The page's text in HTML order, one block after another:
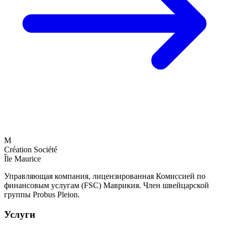
M
Création Société
Île Maurice
Управляющая компания, лицензированная Комиссией по
финансовым услугам (FSC) Маврикия. Член швейцарской
группы Probus Pleion.
Услуги